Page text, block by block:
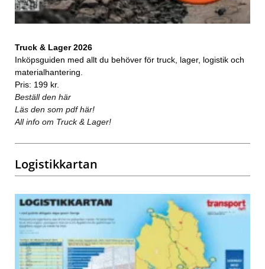
Truck & Lager 2026
Inköpsguiden med allt du behöver för truck, lager, logistik och
materialhantering.
Pris: 199 kr.
Beställ den här
Läs den som pdf här!
All info om Truck & Lager!
Logistikkartan